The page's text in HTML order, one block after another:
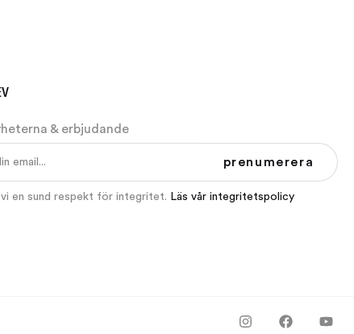
& erbjudande
prenumerera
vi en sund respekt för integritet. Läs vår integritetspolicy